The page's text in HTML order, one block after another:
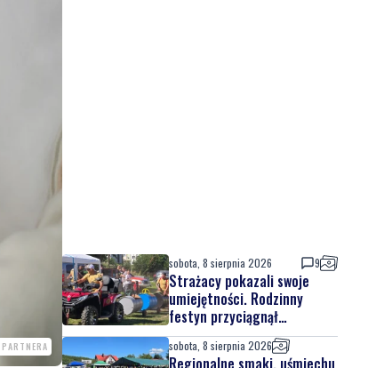
sobota, 8 sierpnia 2026 9
Strażacy pokazali swoje
umiejętności. Rodzinny
festyn przyciągnął
mieszkańców oraz gości
sobota, 8 sierpnia 2026
Regionalne smaki, uśmiechu